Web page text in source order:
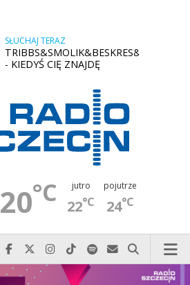
SŁUCHAJ TERAZ
- KIEDYŚ CIĘ ZNAJDĘ
20°C jutro
22°C
pojutrze
24°C
Najlepiej po prostu do nas zadzwoń
Odwiedź nas na Facebook-u
Odwiedź nas na X
Odwiedź nas na Instagram-ie
Odwiedź nas na TikTok-u
Szukaj nas na Spotify
Wyślij do nas
Szukaj